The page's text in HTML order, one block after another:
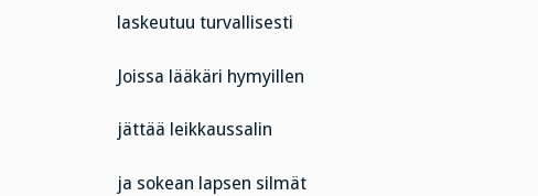
laskeutuu turvallisesti
Joissa lääkäri hymyillen
jättää leikkaussalin
ja sokean lapsen silmät